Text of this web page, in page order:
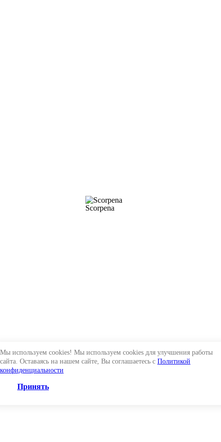
Мы используем cookies! Мы используем cookies для улучшения работы
сайта. Оставаясь на нашем сайте, Вы соглашаетесь с Политикой
конфиденциальности
Принять